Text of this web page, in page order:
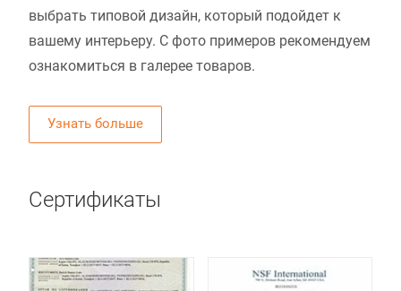
выбрать типовой дизайн, который подойдет к
вашему интерьеру. С фото примеров рекомендуем
ознакомиться в галерее товаров.
Узнать больше
Сертификаты